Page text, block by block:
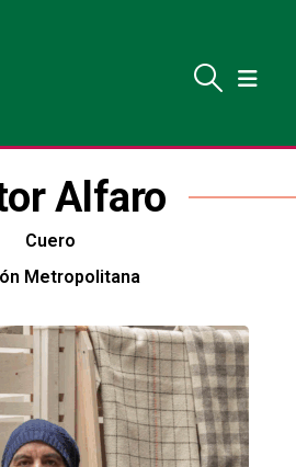
Alfaro
Cuero
Metropolitana